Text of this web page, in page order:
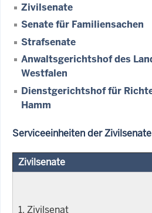
Zivilsenate
Senate für Familiensachen
Strafsenate
Anwaltsgerichtshof des
Westfalen
Dienstgerichtshof für
Hamm
Serviceeinheiten der Zivilsenate
Zivilsenate
1. Zivilsenat